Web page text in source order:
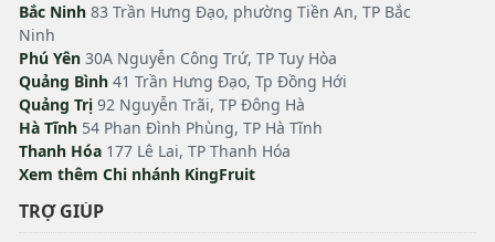
Bắc Ninh 83 Trần Hưng Đạo, phường Tiền An, TP Bắc
Ninh
Phú Yên 30A Nguyễn Công Trứ, TP Tuy Hòa
Quảng Bình 41 Trần Hưng Đạo, Tp Đồng Hới
Quảng Trị 92 Nguyễn Trãi, TP Đông Hà
Hà Tĩnh 54 Phan Đình Phùng, TP Hà Tĩnh
Thanh Hóa 177 Lê Lai, TP Thanh Hóa
Xem thêm Chi nhánh KingFruit
TRỢ GIÚP